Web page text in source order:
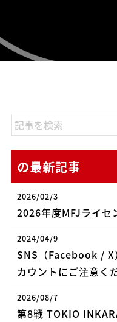
の最新記事
2026/02/3
2026年度MFJライセ
2024/04/9
SNS（Facebook / X
カウントにご注意く
2026/08/7
第8戦 TOKIO